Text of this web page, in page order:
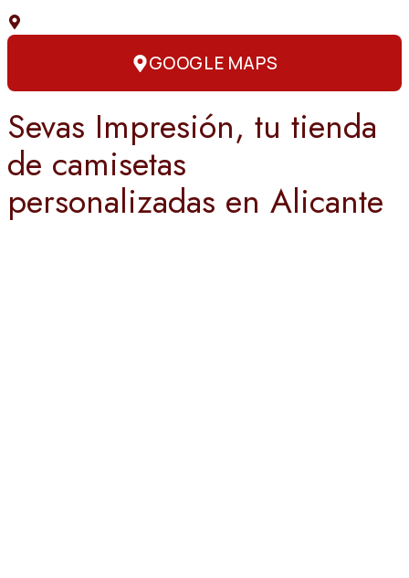
GOOGLE MAPS
Sevas Impresión, tu tienda
de camisetas
personalizadas en Alicante